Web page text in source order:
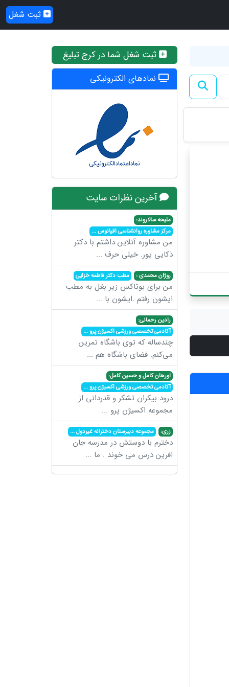
ثبت شغل
ثبت شغل شما در کرج تبلیغ
نمادهای الکترونیکی
آخرین نظرات سایت
ملیحه سالاروند:
مرکز مشاوره روانشناسی اقیانوس...
من مشاوره آنلاین داشتم با دکتر
ذکایی پور. خیلی حرف ...
روژان محمدی : مطب دکتر فاطمه خزایی
من برای بوتاکس زیر بغل به مطب
ایشون رفتم .ایشون با ...
رادین رحمانی:
آکادمی تخصصی ورزشی اکسیژن پرو...
چندساله که توی باشگاه تمرین
می‌کنم. فضای باشگاه هم ...
اورهان کامل و حسین کامل:
آکادمی تخصصی ورزشی اکسیژن پرو...
درود بیکران تشکر و قدردانی از
مجموعه اکسیژن پرو ...
زری: مجموعه دبیرستان دخترانه غیردول...
دخترم با دوستش در مدرسه جان
افرین درس می خوند . ما ...